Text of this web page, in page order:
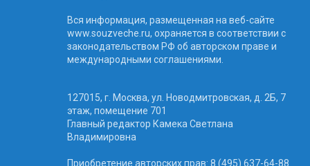
Вся информация, размещенная на веб-сайте
www.souzveche.ru, охраняется в соответствии с
законодательством РФ об авторском праве и
международными соглашениями.
127015, г. Москва, ул. Новодмитровская, д. 2Б, 7
этаж, помещение 701
Главный редактор Камека Светлана
Владимировна
Приобретение авторских прав: 8 (495) 637-64-88